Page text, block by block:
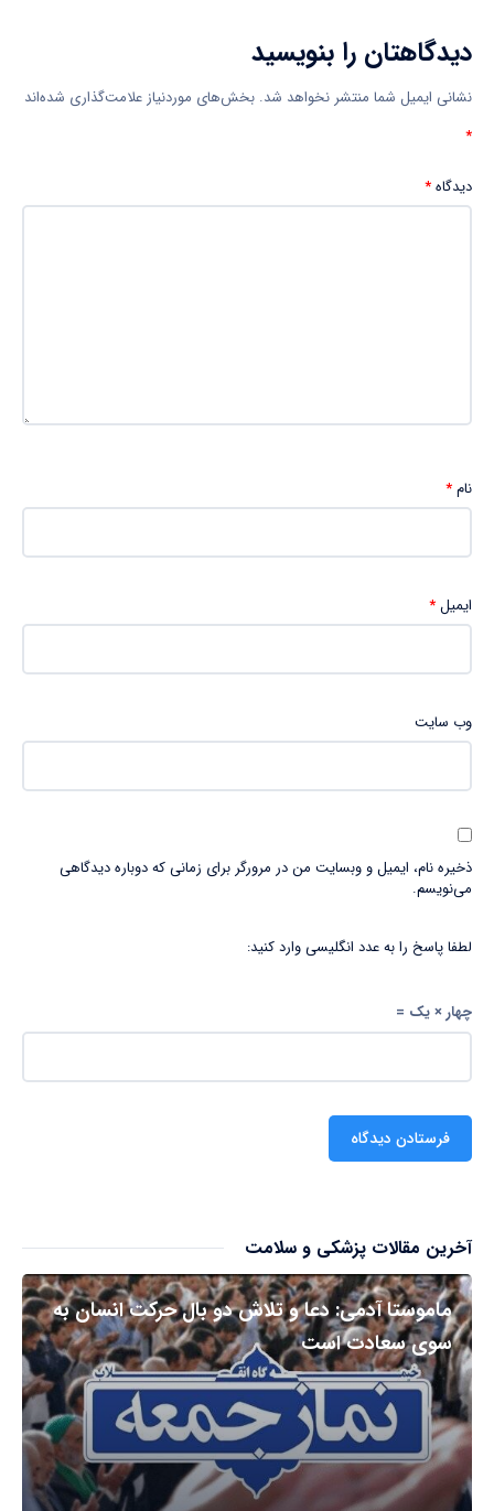
دیدگاهتان را بنویسید
نشانی ایمیل شما منتشر نخواهد شد. بخش‌های موردنیاز علامت‌گذاری شده‌اند
*
دیدگاه*
نام*
ایمیل*
وب‌ سایت
ذخیره نام، ایمیل و وبسایت من در مرورگر برای زمانی که دوباره دیدگاهی
می‌نویسم.
لطفا پاسخ را به عدد انگلیسی وارد کنید:
چهار × یک =
آخرین مقالات پزشکی و سلامت
ماموستا آدمی: دعا و تلاش دو بال حرکت انسان به
سوی سعادت است